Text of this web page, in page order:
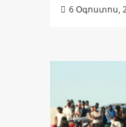
6 Օգոստոս,